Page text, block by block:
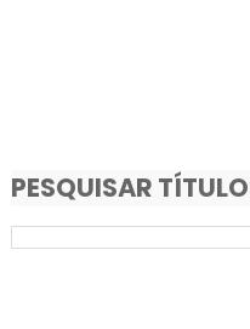
PESQUISAR